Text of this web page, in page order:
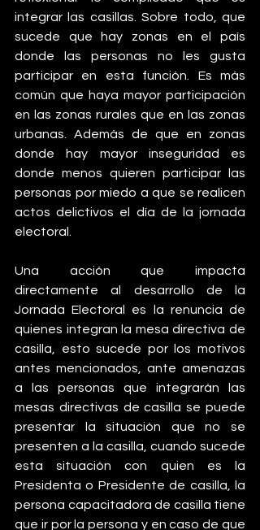
integrar las casillas. Sobre todo, que
sucede que hay zonas en el país
donde las personas no les gusta
participar en esta función. Es más
común que haya mayor participación
en las zonas rurales que en las zonas
urbanas. Además de que en zonas
donde hay mayor inseguridad es
donde menos quieren participar las
personas por miedo a que se realicen
actos delictivos el día de la jornada
electoral.
Una acción que impacta
directamente al desarrollo de la
Jornada Electoral es la renuncia de
quienes integran la mesa directiva de
casilla, esto sucede por los motivos
antes mencionados, ante amenazas
a las personas que integrarán las
mesas directivas de casilla se puede
presentar la situación que no se
presenten a la casilla, cuando sucede
esta situación con quien es la
Presidenta o Presidente de casilla, la
persona capacitadora de casilla tiene
que ir por la persona y en caso de que